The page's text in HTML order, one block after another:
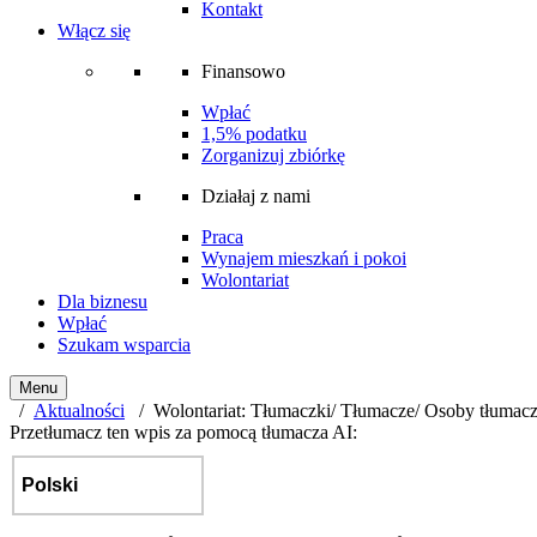
Kontakt
Włącz się
Finansowo
Wpłać
1,5% podatku
Zorganizuj zbiórkę
Działaj z nami
Praca
Wynajem mieszkań i pokoi
Wolontariat
Dla biznesu
Wpłać
Szukam wsparcia
Menu
/ Aktualności / Wolontariat: Tłumaczki/ Tłumacze/ Osoby
Przetłumacz ten wpis za pomocą tłumacza AI: